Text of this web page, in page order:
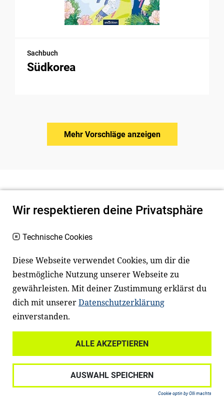
Sachbuch
Südkorea
Mehr Vorschläge anzeigen
Newsletter
Facebook LinkedIn
Datenschutz
Haftungsausschluss
Impressum
Wir respektieren deine Privatsphäre
Technische Cookies
Diese Webseite verwendet Cookies, um dir die
bestmögliche Nutzung unserer Webseite zu
gewährleisten. Mit deiner Zustimmung erklärst du
dich mit unsererDatenschutzerklärung
einverstanden.
ALLE AKZEPTIEREN
AUSWAHL SPEICHERN
Cookie optin by Olli machts